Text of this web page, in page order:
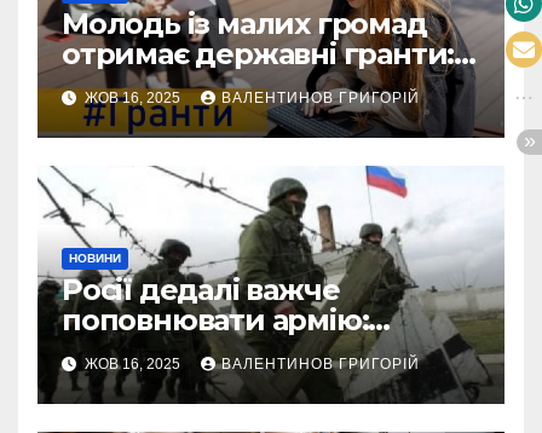
Молодь із малих громад
отримає державні гранти:
виплати сягатимуть 200
тисяч гривень
ЖОВ 16, 2025 ВАЛЕНТИНОВ ГРИГОРІЙ
НОВИНИ
Росії дедалі важче
поповнювати армію:
військовий пояснив
приховані причини
ЖОВ 16, 2025 ВАЛЕНТИНОВ ГРИГОРІЙ